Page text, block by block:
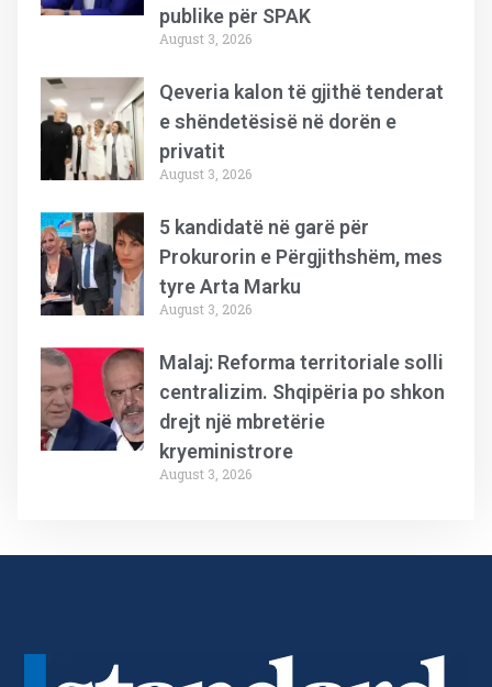
publike për SPAK
August 3, 2026
Qeveria kalon të gjithë tenderat
e shëndetësisë në dorën e
privatit
August 3, 2026
5 kandidatë në garë për
Prokurorin e Përgjithshëm, mes
tyre Arta Marku
August 3, 2026
Malaj: Reforma territoriale solli
centralizim. Shqipëria po shkon
drejt një mbretërie
kryeministrore
August 3, 2026